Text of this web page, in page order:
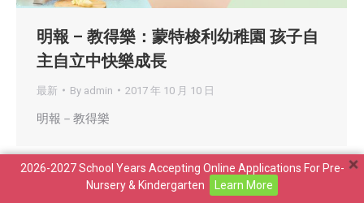
明報 – 教得樂：蒙特梭利幼稚園 孩子自
主自立中快樂成長
最新 By admin 2017 年 10 月 10 日
明報－教得樂
Copyright ©2026 Maria Montessori Educational Organisation
2026-2027 School Years Accepting Online Applications For Pre-
Nursery & Kindergarten
Learn More